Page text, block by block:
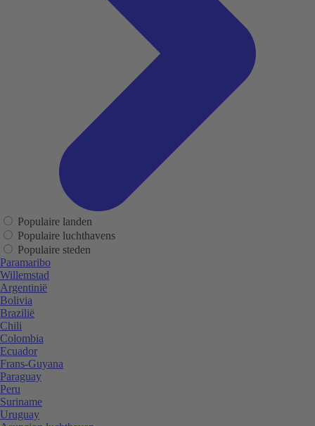
Populaire landen
Populaire luchthavens
Populaire steden
Paramaribo
Willemstad
Argentinië
Bolivia
Brazilië
Chili
Colombia
Ecuador
Frans-Guyana
Paraguay
Peru
Suriname
Uruguay